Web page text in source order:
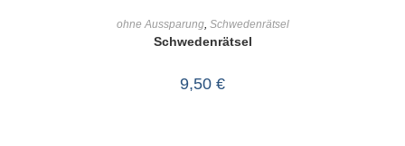
ohne Aussparung, Schwedenrätsel
Schwedenrätsel
9,50 €